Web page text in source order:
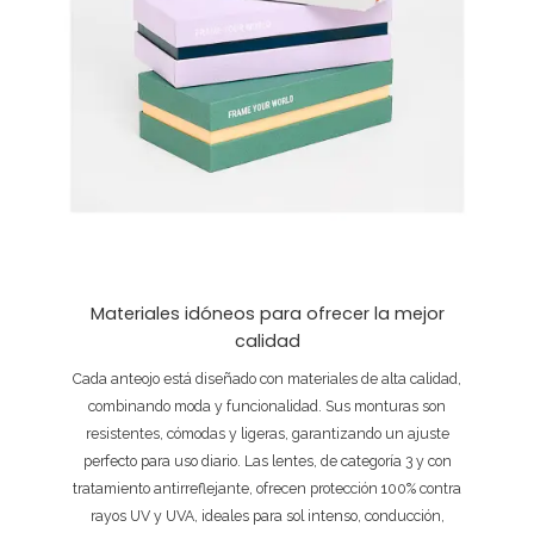
Materiales idóneos para ofrecer la mejor
calidad
Cada anteojo está diseñado con materiales de alta calidad,
combinando moda y funcionalidad. Sus monturas son
resistentes, cómodas y ligeras, garantizando un ajuste
perfecto para uso diario. Las lentes, de categoría 3 y con
tratamiento antirreflejante, ofrecen protección 100% contra
rayos UV y UVA, ideales para sol intenso, conducción,